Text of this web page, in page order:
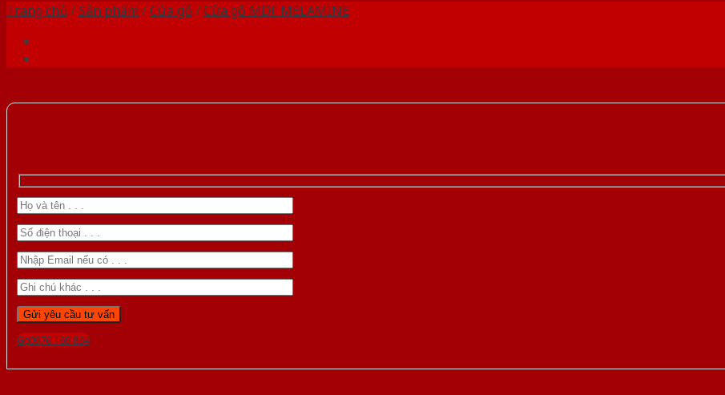
Trang chủ /Sản phẩm /Cửa gỗ /Cửa gỗ MDF MELAMINE
Gọi 0976.169.864